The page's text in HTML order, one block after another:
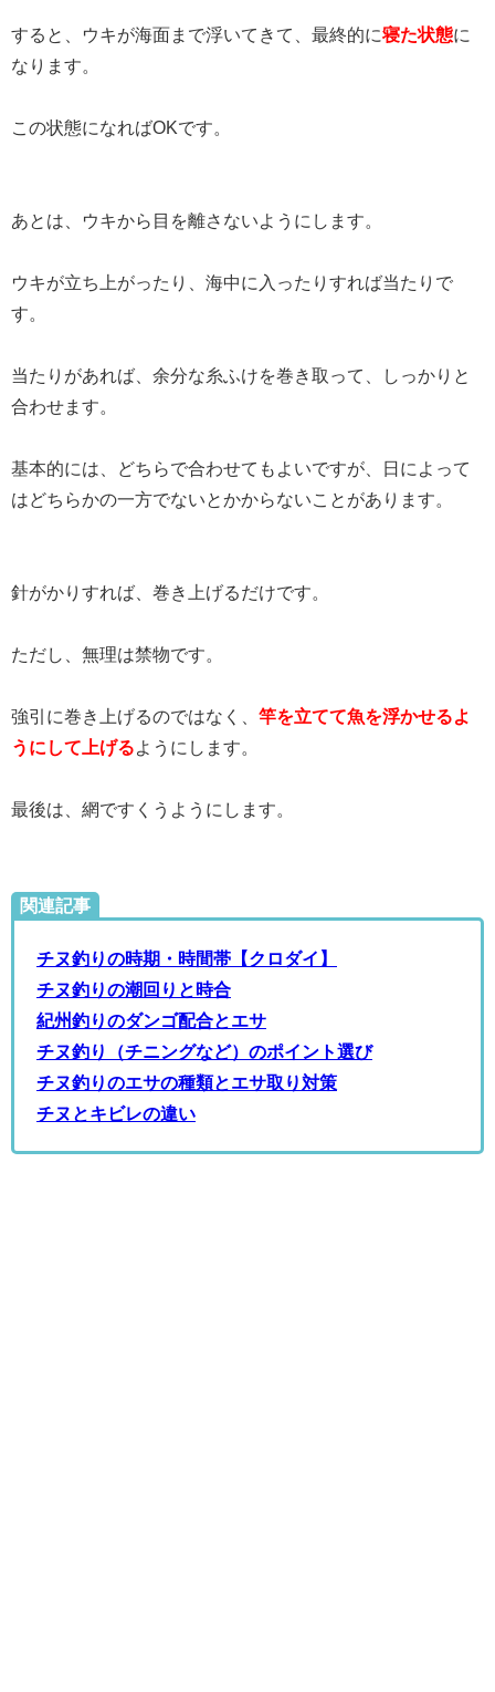
すると、ウキが海面まで浮いてきて、最終的に寝た状態に
なります。
この状態になればOKです。
あとは、ウキから目を離さないようにします。
ウキが立ち上がったり、海中に入ったりすれば当たりで
す。
当たりがあれば、余分な糸ふけを巻き取って、しっかりと
合わせます。
基本的には、どちらで合わせてもよいですが、日によって
はどちらかの一方でないとかからないことがあります。
針がかりすれば、巻き上げるだけです。
ただし、無理は禁物です。
強引に巻き上げるのではなく、 竿を立てて魚を浮かせるよ
うにして上げる ようにします。
最後は、網ですくうようにします。
関連記事
チヌ釣りの時期・時間帯【クロダイ】
チヌ釣りの潮回りと時合
紀州釣りのダンゴ配合とエサ
チヌ釣り（チニングなど）のポイント選び
チヌ釣りのエサの種類とエサ取り対策
チヌとキビレの違い